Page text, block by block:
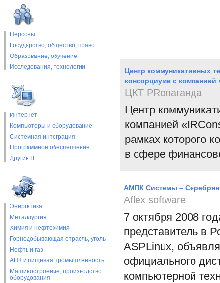
Персоны
Государство, общество, право
Образование, обучение
Исследования, технологии
Интернет
Компьютеры и оборудование
Системная интеграция
Программное обеспепчение
Другие IT
Энергетика
Металлургия
Химия и нефтехимия
Горнодобывающая отрасль, уголь
Нефть и газ
АПК и пищевая промышленность
Машиностроение, производство
оборудования
Центр коммуникативных
консорциуме с компанией
ЦКТ PRопаганда
Центр
компанией
рамках которого
в сфере
АМПК Системы –
Aflex software
7 октября 2008
представитель в
ASPLinux,
официального
компьютерной